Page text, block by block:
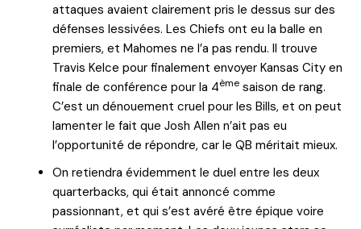
attaques avaient clairement pris le dessus sur des
défenses lessivées. Les Chiefs ont eu la balle en
premiers, et Mahomes ne l’a pas rendu. Il trouve
Travis Kelce pour finalement envoyer Kansas City en
finale de conférence pour la 4ème saison de rang.
C’est un dénouement cruel pour les Bills, et on peut
lamenter le fait que Josh Allen n’ait pas eu
l’opportunité de répondre, car le QB méritait mieux.
On retiendra évidemment le duel entre les deux
quarterbacks, qui était annoncé comme
passionnant, et qui s’est avéré être épique voire